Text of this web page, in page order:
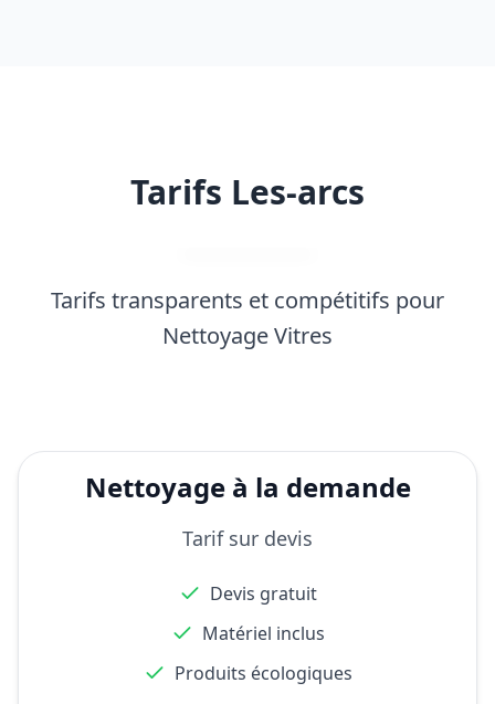
Tarifs Les-arcs
Tarifs transparents et compétitifs pour
Nettoyage Vitres
Nettoyage à la demande
Tarif sur devis
Devis gratuit
Matériel inclus
Produits écologiques